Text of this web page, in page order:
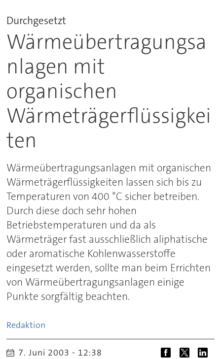
Durchgesetzt
Wärmeübertragungsa
nlagen mit
organischen
Wärmeträgerflüssigkei
ten
Wärmeübertragungsanlagen mit organischen
Wärmeträgerflüssigkeiten lassen sich bis zu
Temperaturen von 400 °C sicher betreiben.
Durch diese doch sehr hohen
Betriebstemperaturen und da als
Wärmeträger fast ausschließlich aliphatische
oder aromatische Kohlenwasserstoffe
eingesetzt werden, sollte man beim Errichten
von Wärmeübertragungsanlagen einige
Punkte sorgfältig beachten.
Redaktion
7. Juni 2003 - 12:38